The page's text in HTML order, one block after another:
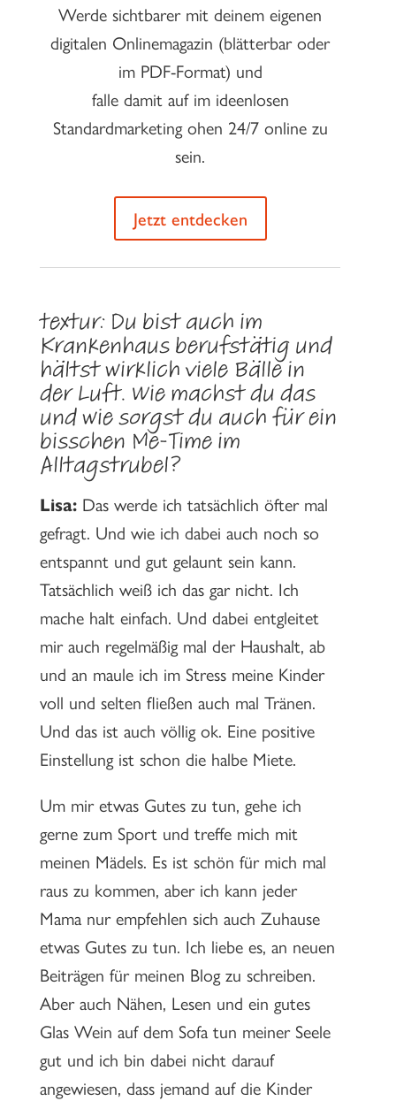
Werde sichtbarer mit deinem eigenen
digitalen Onlinemagazin (blätterbar oder
im PDF-Format) und
falle damit auf im ideenlosen
Standardmarketing ohen 24/7 online zu
sein.
Jetzt entdecken
textur:Du bist auch im
Krankenhaus berufstätig und
hältst wirklich viele Bälle in
der Luft. Wie machst du das
und wie sorgst du auch für ein
bisschen Me-Time im
Alltagstrubel?
Lisa: Das werde ich tatsächlich öfter mal
gefragt. Und wie ich dabei auch noch so
entspannt und gut gelaunt sein kann.
Tatsächlich weiß ich das gar nicht. Ich
mache halt einfach. Und dabei entgleitet
mir auch regelmäßig mal der Haushalt, ab
und an maule ich im Stress meine Kinder
voll und selten fließen auch mal Tränen.
Und das ist auch völlig ok. Eine positive
Einstellung ist schon die halbe Miete.
Um mir etwas Gutes zu tun, gehe ich
gerne zum Sport und treffe mich mit
meinen Mädels. Es ist schön für mich mal
raus zu kommen, aber ich kann jeder
Mama nur empfehlen sich auch Zuhause
etwas Gutes zu tun. Ich liebe es, an neuen
Beiträgen für meinen Blog zu schreiben.
Aber auch Nähen, Lesen und ein gutes
Glas Wein auf dem Sofa tun meiner Seele
gut und ich bin dabei nicht darauf
angewiesen, dass jemand auf die Kinder